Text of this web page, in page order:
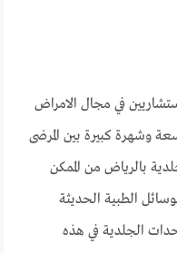
في مجال الامراض
وشهرة كبيرة بين المرضى
بالرياض من الممكن
الطبية الحديثة
الجلدية في هذه